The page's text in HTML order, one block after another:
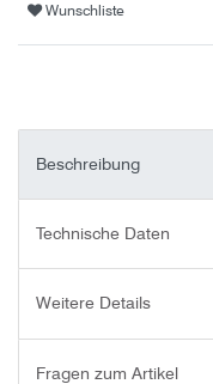
Wunschliste
Beschreibung
Technische Daten
Weitere Details
Fragen zum Artikel